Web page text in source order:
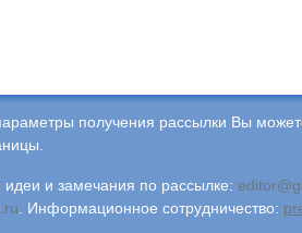
получения рассылки Вы
и замечания по рассылке:
Информационное сотрудничество: